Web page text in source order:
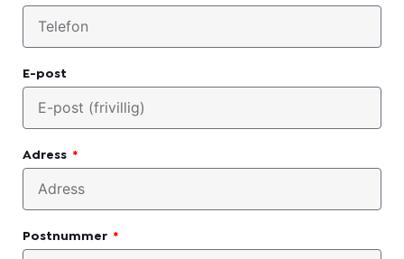
E-post
Adress
Postnummer